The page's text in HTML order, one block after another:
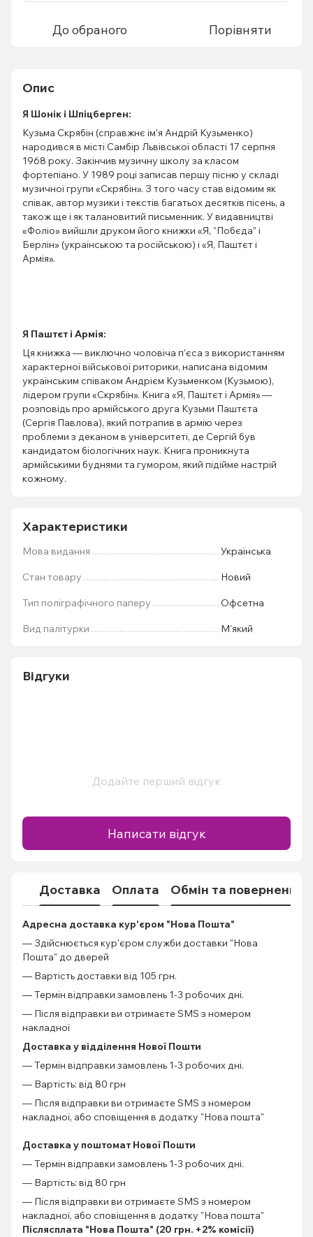
До обраного Порівняти
Опис
Я Шонік і Шпіцберген:
Кузьма Скрябін (справжнє ім’я Андрій Кузьменко)
народився в місті Самбір Львівської області 17 серпня
1968 року. Закінчив музичну школу за класом
фортепіано. У 1989 році записав першу пісню у складі
музичної групи «Скрябін». З того часу став відомим як
співак, автор музики і текстів багатьох десятків пісень, а
також ще і як талановитий письменник. У видавництві
«Фоліо» вийшли друком його книжки «Я, “Побєда” і
Берлін» (українською та російською) і «Я, Паштєт і
Армія».
Я Паштєт і Армія:
Ця книжка — виключно чоловіча п’єса з використанням
характерної військової риторики, написана відомим
українським співаком Андрієм Кузьменком (Кузьмою),
лідером групи «Скрябін». Книга «Я, Паштєт і Армія» —
розповідь про армійського друга Кузьми Паштєта
(Сергія Павлова), який потрапив в армію через
проблеми з деканом в університеті, де Сергій був
кандидатом біологічних наук. Книга проникнута
армійськими буднями та гумором, який підійме настрій
кожному.
Характеристики
Мова видання Українська
Стан товару Новий
Тип поліграфічного паперу Офсетна
Вид палітурки М'який
Відгуки
Додайте перший відгук
Написати відгук
Доставка Оплата Обмін та повернення
Адресна доставка кур'єром "Нова Пошта"
— Здійснюється кур'єром служби доставки "Нова
Пошта" до дверей
— Вартість доставки від 105 грн.
— Термін відправки замовлень 1-3 робочих дні.
— Після відправки ви отримаєте SMS з номером
накладної
Доставка у відділення Нової Пошти
— Термін відправки замовлень 1-3 робочих дні.
— Вартість: від 80 грн
— Після відправки ви отримаєте SMS з номером
накладної, або сповіщення в додатку "Нова пошта"
Доставка у поштомат Нової Пошти
— Термін відправки замовлень 1-3 робочих дні.
— Вартість: від 80 грн
— Після відправки ви отримаєте SMS з номером
накладної, або сповіщення в додатку "Нова пошта"
Післясплата "Нова Пошта" (20 грн. +2% комісії)